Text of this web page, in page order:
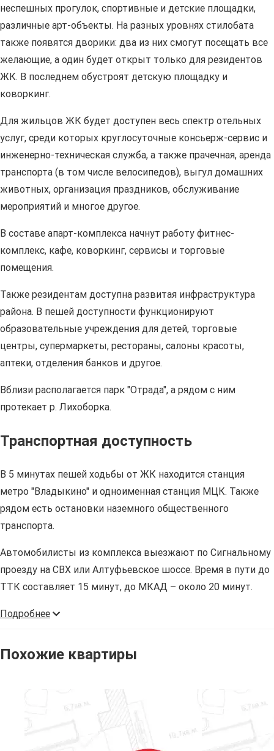
неспешных прогулок, спортивные и детские площадки,
различные арт-объекты. На разных уровнях стилобата
также появятся дворики: два из них смогут посещать все
желающие, а один будет открыт только для резидентов
ЖК. В последнем обустроят детскую площадку и
коворкинг.
Для жильцов ЖК будет доступен весь спектр отельных
услуг, среди которых круглосуточные консьерж-сервис и
инженерно-техническая служба, а также прачечная, аренда
транспорта (в том числе велосипедов), выгул домашних
животных, организация праздников, обслуживание
мероприятий и многое другое.
В составе апарт-комплекса начнут работу фитнес-
комплекс, кафе, коворкинг, сервисы и торговые
помещения.
Также резидентам доступна развитая инфраструктура
района. В пешей доступности функционируют
образовательные учреждения для детей, торговые
центры, супермаркеты, рестораны, салоны красоты,
аптеки, отделения банков и другое.
Вблизи располагается парк "Отрада", а рядом с ним
протекает р. Лихоборка.
Транспортная доступность
В 5 минутах пешей ходьбы от ЖК находится станция
метро "Владыкино" и одноименная станция МЦК. Также
рядом есть остановки наземного общественного
транспорта.
Автомобилисты из комплекса выезжают по Сигнальному
проезду на СВХ или Алтуфьевское шоссе. Время в пути до
ТТК составляет 15 минут, до МКАД – около 20 минут.
Подробнее
Похожие квартиры